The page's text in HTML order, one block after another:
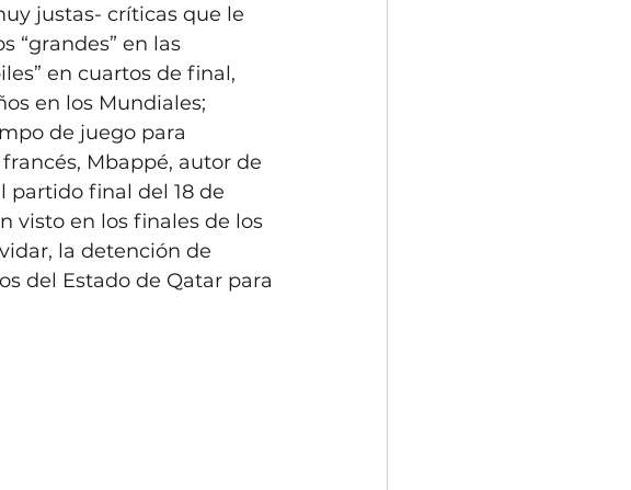
justas- críticas que le
“grandes” en las
en cuartos de final,
en los Mundiales;
de juego para
Mbappé, autor de
partido final del 18 de
visto en los finales de los
la detención de
del Estado de Qatar para